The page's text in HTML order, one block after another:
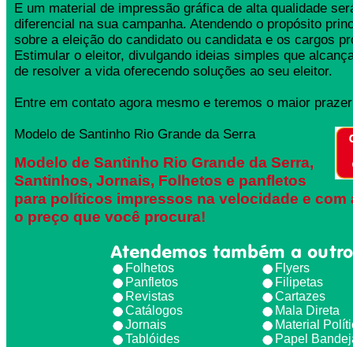
E um material de impressão gráfica de alta qualidade
diferencial na sua campanha. Atendendo o propósito
sobre a eleição do candidato ou candidata e os cargos
Estimular o eleitor, divulgando ideias simples que
de resolver a vida oferecendo soluções ao seu eleitor.
Entre em contato agora mesmo e teremos o maior
Modelo de Santinho Rio Grande da Serra
Modelo de Santinho Rio Grande da Serra,
Santinhos, Jornais, Folhetos e panfletos
para políticos impressos na velocidade e com
o preço que você procura!
Atendemos também a
Folhetos
Panfletos
Revistas
Catálogos
Jornais
Tablóides
Flyers
Filipetas
Cartazes
Mala Direta
Material
Papel